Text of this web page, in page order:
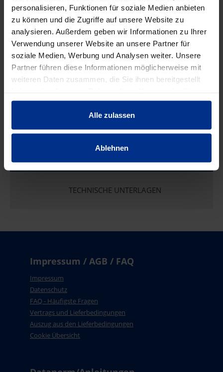
personalisieren, Funktionen für soziale Medien anbieten
zu können und die Zugriffe auf unsere Website zu
analysieren. Außerdem geben wir Informationen zu Ihrer
Verwendung unserer Website an unsere Partner für
soziale Medien, Werbung und Analysen weiter. Unsere
Partner führen diese Informationen möglicherweise mit
weiteren Daten zusammen, die Sie ihnen bereitgestellt
gesammelt haben.
Alle zulassen
Ablehnen
HW-5260/125/ZAK46
MINUS PLUS
Stück
Min.: 1 Stück
188,20 € AAJ
EIGENSCHAFTEN
TECHNISCHE UNTERLAGEN
Impressum / AGB / FAQ
Impressum
Datenschutz
FAQ - Häufigste Fragen
Vertrags und Lieferbedingungen
Auszug aus den Lieferbedingungen
Cookie Übersicht